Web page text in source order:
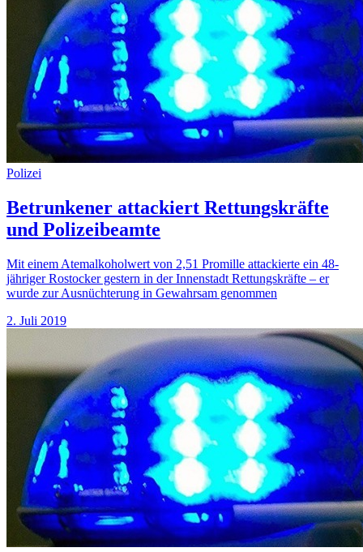
Polizei
Betrunkener attackiert Rettungskräfte
und Polizeibeamte
Mit einem Atemalkoholwert von 2,51 Promille attackierte ein 48-
jähriger Rostocker gestern in der Innenstadt Rettungskräfte – er
wurde zur Ausnüchterung in Gewahrsam genommen
2. Juli 2019